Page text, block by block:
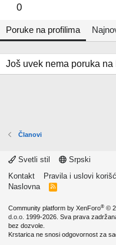
0
Poruke na profilima
Još uvek nema poruka
Članovi
Svetli stil
Srpski
Kontakt
Pravila i uslovi
Naslovna
R
Community platform by XenForo® ©
d.o.o. 1999-2026. Sva prava
bez dozvole.
Krstarica ne snosi odgovornost za